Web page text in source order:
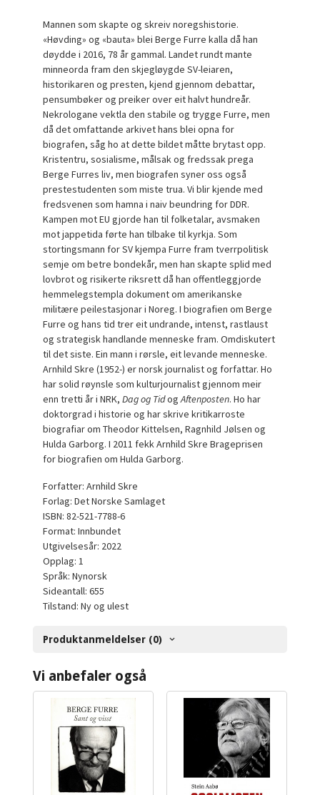
Mannen som skapte og skreiv noregshistorie.
«Høvding» og «bauta» blei Berge Furre kalla då han
døydde i 2016, 78 år gammal. Landet rundt mante
minneorda fram den skjegløygde SV-leiaren,
historikaren og presten, kjend gjennom debattar,
pensumbøker og preiker over eit halvt hundreår.
Nekrologane vektla den stabile og trygge Furre, men
då det omfattande arkivet hans blei opna for
biografen, såg ho at dette bildet måtte brytast opp.
Kristentru, sosialisme, målsak og fredssak prega
Berge Furres liv, men biografen syner oss også
prestestudenten som miste trua. Vi blir kjende med
fredsvenen som hamna i naiv beundring for DDR.
Kampen mot EU gjorde han til folketalar, avsmaken
mot jappetida førte han tilbake til kyrkja. Som
stortingsmann for SV kjempa Furre fram tverrpolitisk
semje om betre bondekår, men han skapte splid med
lovbrot og risikerte riksrett då han offentleggjorde
hemmelegstempla dokument om amerikanske
militære peilestasjonar i Noreg. I biografien om Berge
Furre og hans tid trer eit undrande, intenst, rastlaust
og strategisk handlande menneske fram. Omdiskutert
til det siste. Ein mann i rørsle, eit levande menneske.
Arnhild Skre (1952-) er norsk journalist og forfattar. Ho
har solid røynsle som kulturjournalist gjennom meir
enn tretti år i NRK,Dag og TidogAftenposten. Ho har
doktorgrad i historie og har skrive kritikarroste
biografiar om Theodor Kittelsen, Ragnhild Jølsen og
Hulda Garborg. I 2011 fekk Arnhild Skre Brageprisen
for biografien om Hulda Garborg.
Forfatter: Arnhild Skre
Forlag: Det Norske Samlaget
ISBN: 82-521-7788-6
Format: Innbundet
Utgivelsesår: 2022
Opplag: 1
Språk: Nynorsk
Sideantall: 655
Tilstand: Ny og ulest
Produktanmeldelser (0)
Vi anbefaler også